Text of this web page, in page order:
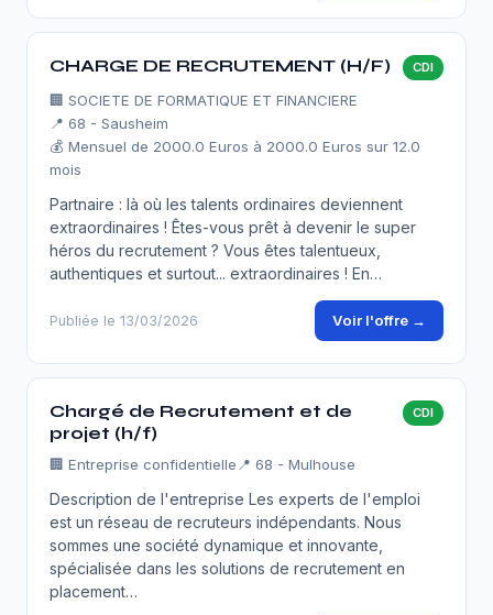
CHARGE DE RECRUTEMENT (H/F) CDI
🏢 SOCIETE DE FORMATIQUE ET FINANCIERE
📍 68 - Sausheim
💰 Mensuel de 2000.0 Euros à 2000.0 Euros sur 12.0
mois
Partnaire : là où les talents ordinaires deviennent
extraordinaires ! Êtes-vous prêt à devenir le super
héros du recrutement ? Vous êtes talentueux,
authentiques et surtout... extraordinaires ! En…
Publiée le 13/03/2026 Voir l'offre →
Chargé de Recrutement et de
projet (h/f)
CDI
🏢 Entreprise confidentielle 📍 68 - Mulhouse
Description de l'entreprise Les experts de l'emploi
est un réseau de recruteurs indépendants. Nous
sommes une société dynamique et innovante,
spécialisée dans les solutions de recrutement en
placement…